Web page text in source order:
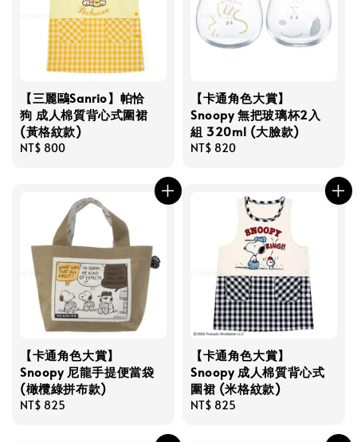
【三麗鷗Sanrio】帕恰
狗 成人棉質背心式圍裙
(黃格紋款)
Regular
NT$ 800
【卡通角色大賞】
Snoopy 無把玻璃杯2入
組 320ml (大臉款)
Regular
NT$ 820
【卡通角色大賞】
Snoopy 尼龍手提便當袋
(橄欖綠拼布款)
Regular
NT$ 825
【卡通角色大賞】
Snoopy 成人棉質背心式
圍裙 (米格紋款)
Regular
NT$ 825